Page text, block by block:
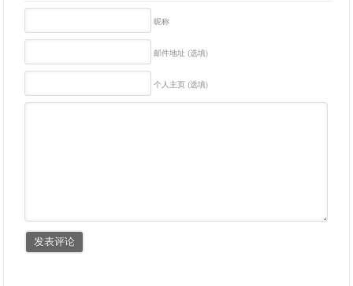
昵称
邮件地址 (选填)
个人主页 (选填)